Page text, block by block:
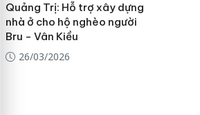
Quảng Trị: Hỗ trợ xây dựng
nhà ở cho hộ nghèo người
Bru - Vân Kiều
26/03/2026